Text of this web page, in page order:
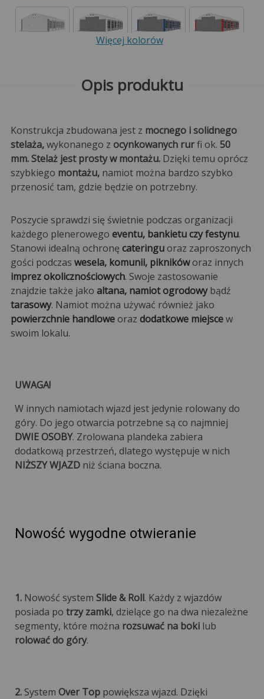
Więcej kolorów
Opis produktu
Konstrukcja zbudowana jest z mocnego i solidnego
stelaża,wykonanego z ocynkowanych rurfi ok. 50
mm. Stelaż jest prosty w montażu. Dzięki temu oprócz
szybkiego montażu,namiot można bardzo szybko
przenosić tam, gdzie będzie on potrzebny.
Poszycie sprawdzi się świetnie podczas organizacji
każdego plenerowego eventu, bankietu czy festynu.
Stanowi idealną ochronę cateringuoraz zaproszonych
gości podczas wesela, komunii, piknikóworaz innych
imprez okolicznościowych. Swoje zastosowanie
znajdzie także jako altana, namiot ogrodowybądź
tarasowy. Namiot można używać również jako
powierzchnie handloweoraz dodatkowe miejscew
swoim lokalu.
UWAGA!
W innych namiotach wjazd jest jedynie rolowany do
góry. Do jego otwarcia potrzebne są co najmniej
DWIE OSOBY. Zrolowana plandeka zabiera
dodatkową przestrzeń, dlatego występuje w nich
NIŻSZY WJAZD niż ściana boczna.
Nowość wygodne otwieranie
1. Nowość system Slide & Roll. Każdy z wjazdów
posiada po trzy zamki, dzielące go na dwa niezależne
segmenty, które można rozsuwać na boki lub
rolować do góry.
2. System Over Top powiększa wjazd. Dzięki